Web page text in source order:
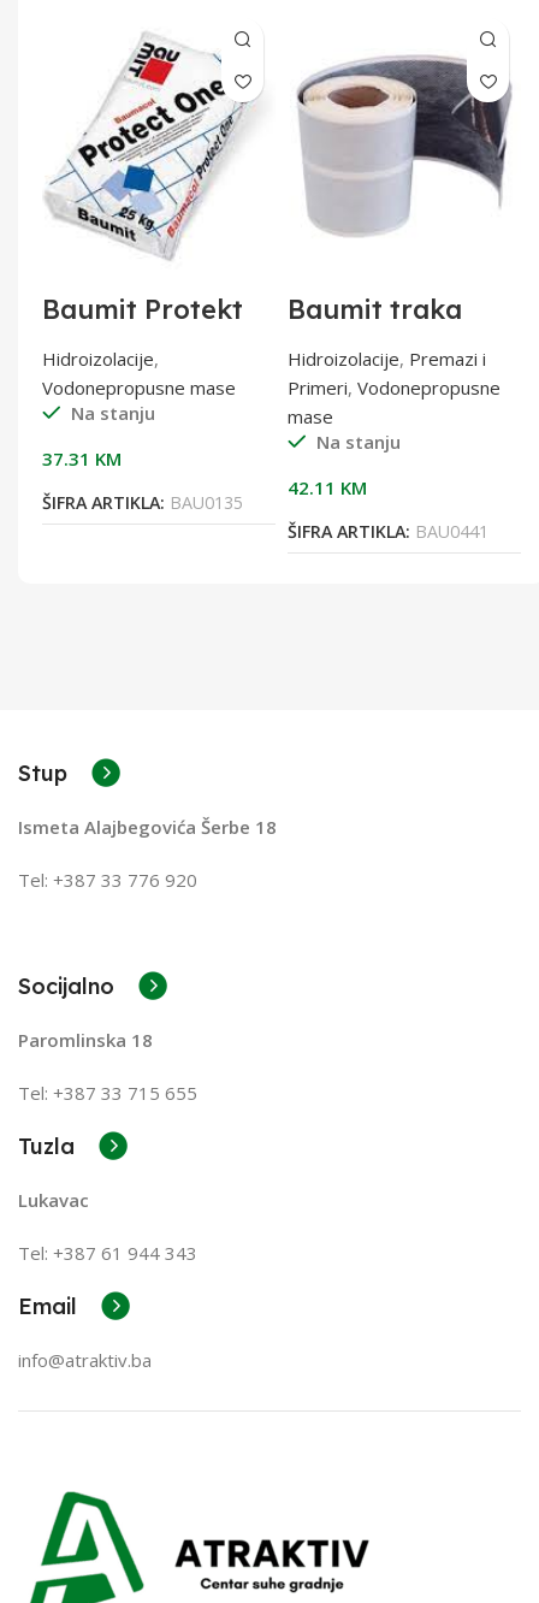
Baumit Protekt
hidroizolacija
Hidroizolacije,
Vodonepropusne mase
Na stanju
37.31 KM
ŠIFRA ARTIKLA: BAU0135
Baumit traka
StrapFix 10m
Hidroizolacije, Premazi i
Primeri, Vodonepropusne
mase
Na stanju
42.11 KM
ŠIFRA ARTIKLA: BAU0441
Stup
Ismeta Alajbegovića Šerbe 18
Tel: +387 33 776 920
Socijalno
Paromlinska 18
Tel: +387 33 715 655
Tuzla
Lukavac
Tel: +387 61 944 343
Email
info@atraktiv.ba